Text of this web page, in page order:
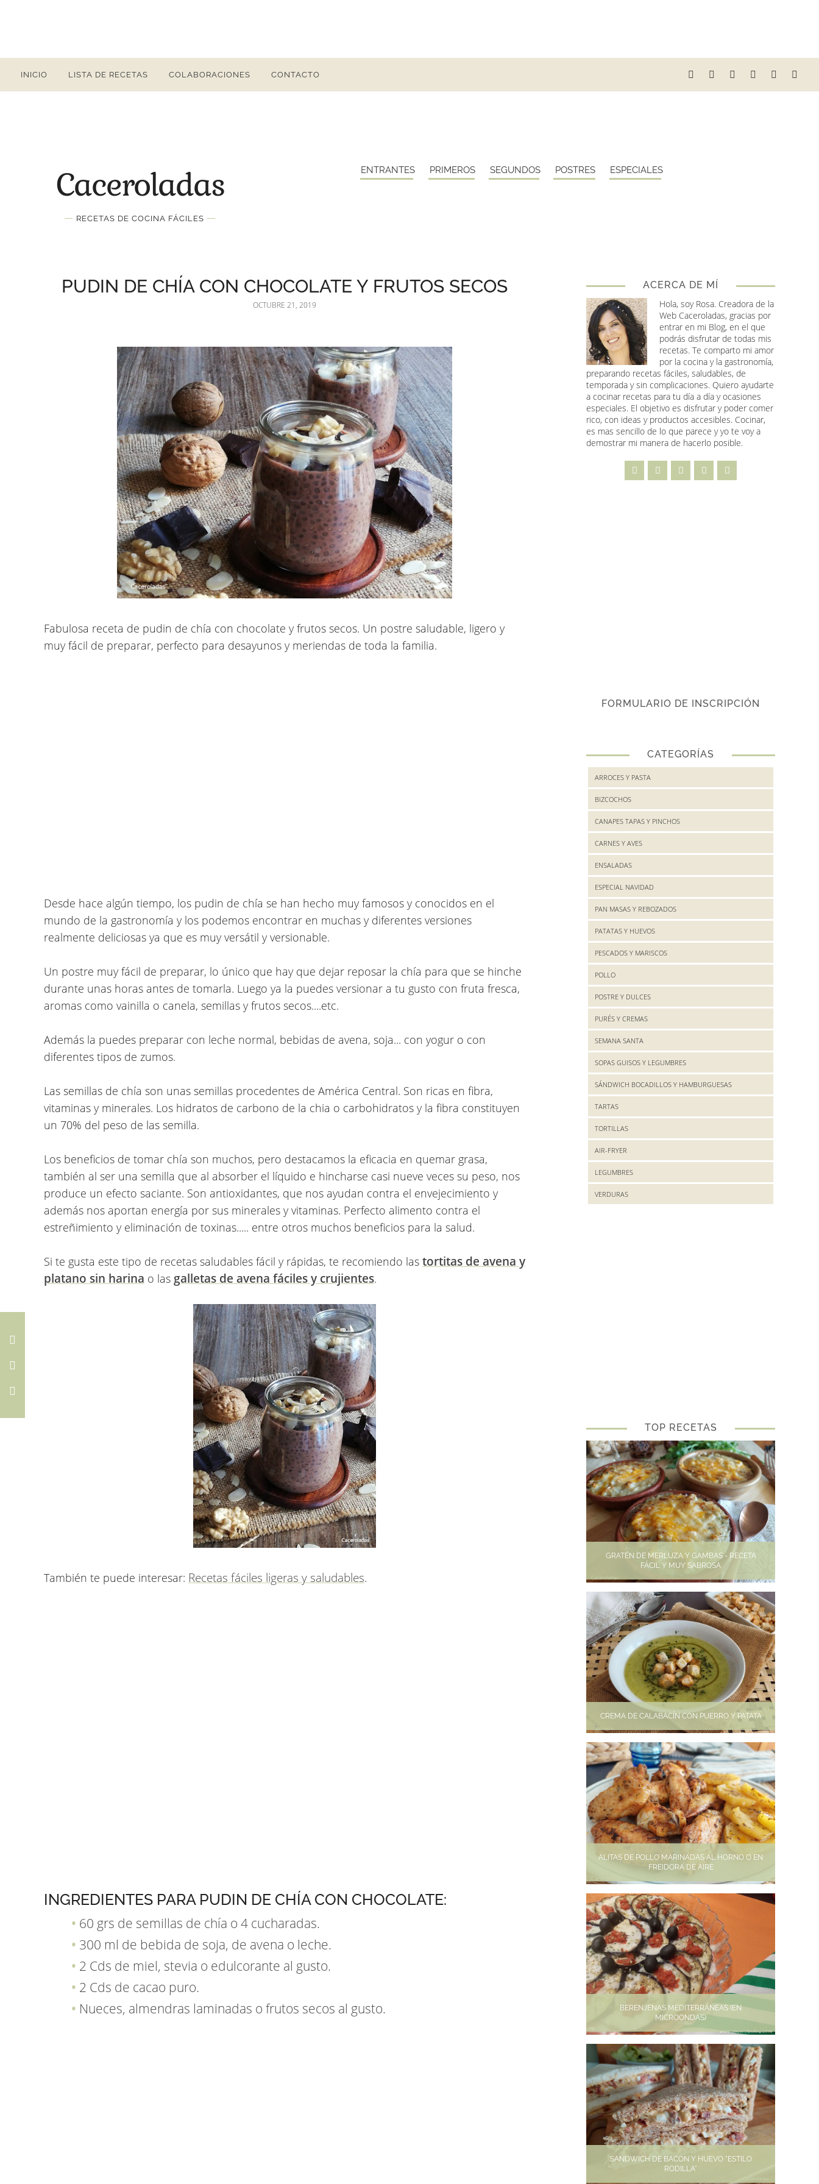
INICIO LISTA DE RECETAS COLABORACIONES CONTACTO
Caceroladas
— RECETAS DE COCINA FÁCILES —
ENTRANTES PRIMEROS SEGUNDOS POSTRES ESPECIALES
PUDIN DE CHÍA CON CHOCOLATE Y FRUTOS SECOS
OCTUBRE 21, 2019
Fabulosa receta de pudin de chía con chocolate y frutos secos. Un postre saludable, ligero y
muy fácil de preparar, perfecto para desayunos y meriendas de toda la familia.
Desde hace algún tiempo, los pudin de chía se han hecho muy famosos y conocidos en el
mundo de la gastronomía y los podemos encontrar en muchas y diferentes versiones
realmente deliciosas ya que es muy versátil y versionable.
Un postre muy fácil de preparar, lo único que hay que dejar reposar la chía para que se hinche
durante unas horas antes de tomarla. Luego ya la puedes versionar a tu gusto con fruta fresca,
aromas como vainilla o canela, semillas y frutos secos....etc.
Además la puedes preparar con leche normal, bebidas de avena, soja... con yogur o con
diferentes tipos de zumos.
Las semillas de chía son unas semillas procedentes de América Central. Son ricas en fibra,
vitaminas y minerales. Los hidratos de carbono de la chia o carbohidratos y la fibra constituyen
un 70% del peso de las semilla.
Los beneficios de tomar chía son muchos, pero destacamos la eficacia en quemar grasa,
también al ser una semilla que al absorber el líquido e hincharse casi nueve veces su peso, nos
produce un efecto saciante. Son antioxidantes, que nos ayudan contra el envejecimiento y
además nos aportan energía por sus minerales y vitaminas. Perfecto alimento contra el
estreñimiento y eliminación de toxinas..... entre otros muchos beneficios para la salud.
Si te gusta este tipo de recetas saludables fácil y rápidas, te recomiendo las tortitas de avena y
platano sin harina o las galletas de avena fáciles y crujientes.
También te puede interesar: Recetas fáciles ligeras y saludables.
INGREDIENTES PARA PUDIN DE CHÍA CON CHOCOLATE:
60 grs de semillas de chía o 4 cucharadas.
300 ml de bebida de soja, de avena o leche.
2 Cds de miel, stevia o edulcorante al gusto.
2 Cds de cacao puro.
Nueces, almendras laminadas o frutos secos al gusto.
ACERCA DE MÍ
Hola, soy Rosa. Creadora de la
Web Caceroladas, gracias por
entrar en mi Blog, en el que
podrás disfrutar de todas mis
recetas. Te comparto mi amor
por la cocina y la gastronomía,
preparando recetas fáciles, saludables, de
temporada y sin complicaciones. Quiero ayudarte
a cocinar recetas para tu día a día y ocasiones
especiales. El objetivo es disfrutar y poder comer
rico, con ideas y productos accesibles. Cocinar,
es mas sencillo de lo que parece y yo te voy a
demostrar mi manera de hacerlo posible.
FORMULARIO DE INSCRIPCIÓN
CATEGORÍAS
ARROCES Y PASTA
BIZCOCHOS
CANAPES TAPAS Y PINCHOS
CARNES Y AVES
ENSALADAS
ESPECIAL NAVIDAD
PAN MASAS Y REBOZADOS
PATATAS Y HUEVOS
PESCADOS Y MARISCOS
POLLO
POSTRE Y DULCES
PURÉS Y CREMAS
SEMANA SANTA
SOPAS GUISOS Y LEGUMBRES
SÁNDWICH BOCADILLOS Y HAMBURGUESAS
TARTAS
TORTILLAS
AIR-FRYER
LEGUMBRES
VERDURAS
TOP RECETAS
GRATÉN DE MERLUZA Y GAMBAS - RECETA
FÁCIL Y MUY SABROSA
CREMA DE CALABACÍN CON PUERRO Y PATATA
ALITAS DE POLLO MARINADAS AL HORNO O EN
FREIDORA DE AIRE
BERENJENAS MEDITERRÁNEAS (EN
MICROONDAS)
SANDWICH DE BACON Y HUEVO "ESTILO
RODILLA"